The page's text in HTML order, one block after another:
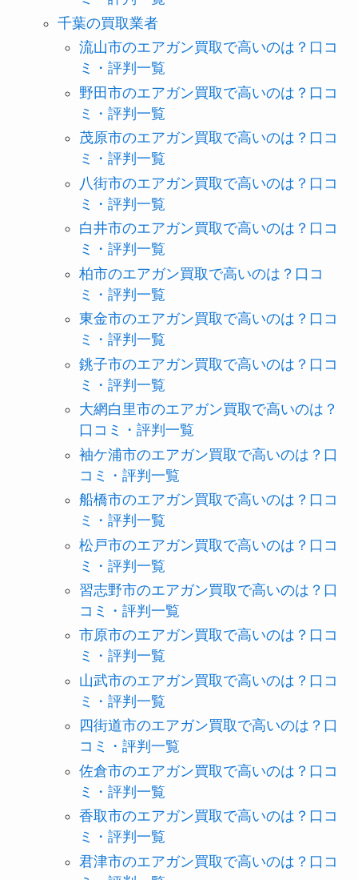
千葉の買取業者
流山市のエアガン買取で高いのは？口コ
ミ・評判一覧
野田市のエアガン買取で高いのは？口コ
ミ・評判一覧
茂原市のエアガン買取で高いのは？口コ
ミ・評判一覧
八街市のエアガン買取で高いのは？口コ
ミ・評判一覧
白井市のエアガン買取で高いのは？口コ
ミ・評判一覧
柏市のエアガン買取で高いのは？口コ
ミ・評判一覧
東金市のエアガン買取で高いのは？口コ
ミ・評判一覧
銚子市のエアガン買取で高いのは？口コ
ミ・評判一覧
大網白里市のエアガン買取で高いのは？
口コミ・評判一覧
袖ケ浦市のエアガン買取で高いのは？口
コミ・評判一覧
船橋市のエアガン買取で高いのは？口コ
ミ・評判一覧
松戸市のエアガン買取で高いのは？口コ
ミ・評判一覧
習志野市のエアガン買取で高いのは？口
コミ・評判一覧
市原市のエアガン買取で高いのは？口コ
ミ・評判一覧
山武市のエアガン買取で高いのは？口コ
ミ・評判一覧
四街道市のエアガン買取で高いのは？口
コミ・評判一覧
佐倉市のエアガン買取で高いのは？口コ
ミ・評判一覧
香取市のエアガン買取で高いのは？口コ
ミ・評判一覧
君津市のエアガン買取で高いのは？口コ